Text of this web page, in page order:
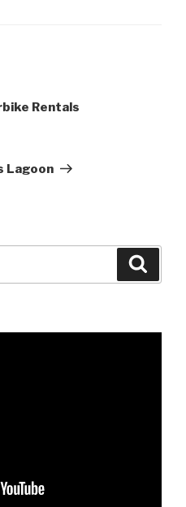
Rentals
Lagoon